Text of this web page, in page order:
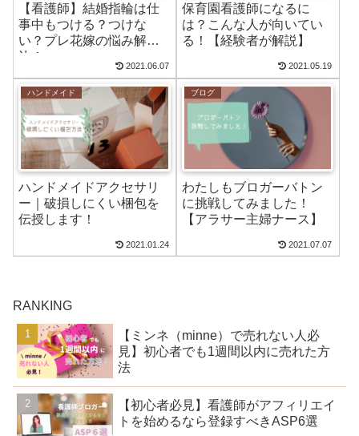
【看護師】結婚指輪は仕
事中もつける？つけな
い？プレ花嫁の悩み解
決！
2021.06.07
保育園看護師になるに
は？こんな人が向いてい
る！【経験者が解説】
2021.05.19
ハンドメイド
ハンドメイドアクセサリ
ー｜破損しにくい梱包を
伝授します！
2021.01.24
ブログ
わたしもブロガーバトン
に挑戦してみました！
【アラサー主婦ナース】
2021.07.07
RANKING
【ミンネ（minne）で売れない人必
見】初心者でも1週間以内に売れた方
法
【初心者必見】看護師がアフィリエイ
トを始めるなら登録すべきASP6選